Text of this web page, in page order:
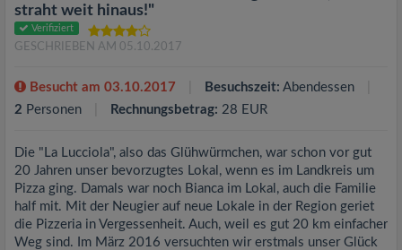
straht weit hinaus!"
Verifiziert
GESCHRIEBEN AM 05.10.2017
Besucht am 03.10.2017 Besuchszeit: Abendessen
2 Personen Rechnungsbetrag: 28 EUR
Die "La Lucciola", also das Glühwürmchen, war schon vor gut
20 Jahren unser bevorzugtes Lokal, wenn es im Landkreis um
Pizza ging. Damals war noch Bianca im Lokal, auch die Familie
half mit. Mit der Neugier auf neue Lokale in der Region geriet
die Pizzeria in Vergessenheit. Auch, weil es gut 20 km einfacher
Weg sind. Im März 2016 versuchten wir erstmals unser Glück